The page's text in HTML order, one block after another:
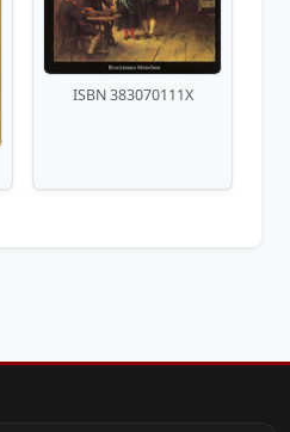
ISBN 383070111X